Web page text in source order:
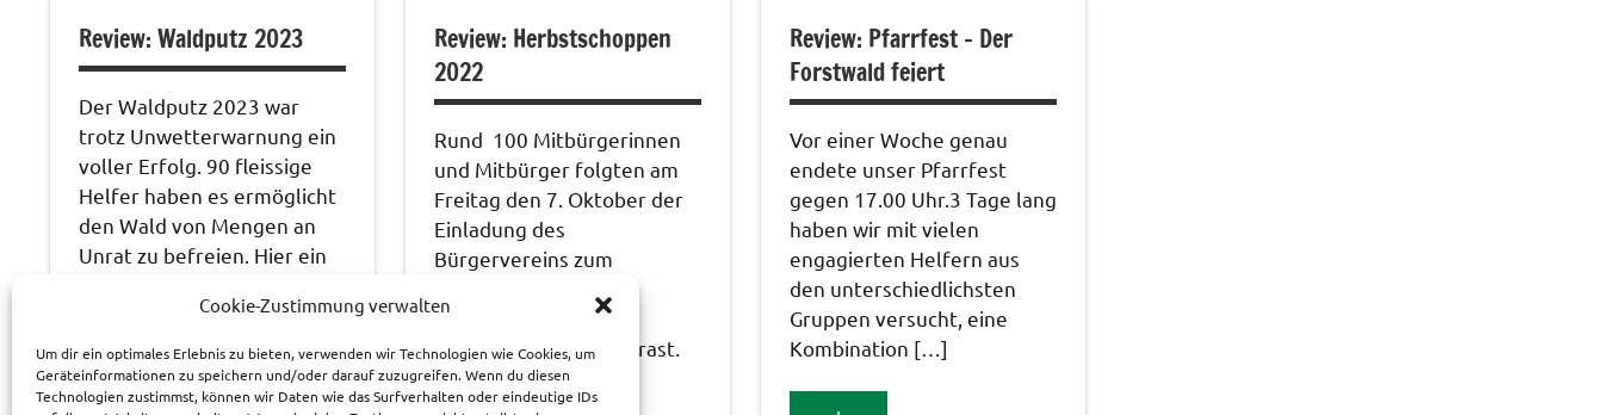
Cookie-Zustimmung verwalten
Um dir ein optimales Erlebnis zu bieten, verwenden wir Technologien wie Cookies, um
Geräteinformationen zu speichern und/oder darauf zuzugreifen. Wenn du diesen
Technologien zustimmst, können wir Daten wie das Surfverhalten oder eindeutige IDs
Bildergalerie
Review: Waldputz 2023
Der Waldputz 2023 war
trotz Unwetterwarnung ein
voller Erfolg. 90 fleissige
Helfer haben es ermöglicht
den Wald von Mengen an
Unrat zu befreien. Hier ein
mehr
Review: Herbstschoppen
2022
Rund 100 Mitbürgerinnen
und Mitbürger folgten am
Freitag den 7. Oktober der
Einladung des
Bürgervereins zum
Herbstschoppen am
Pfarrheim Maria Waldrast.
Bei gediegener
Klaviermusik […]
Review: Pfarrfest – Der
Forstwald feiert
Vor einer Woche genau
endete unser Pfarrfest
gegen 17.00 Uhr.3 Tage lang
haben wir mit vielen
engagierten Helfern aus
den unterschiedlichsten
Gruppen versucht, eine
Kombination […]